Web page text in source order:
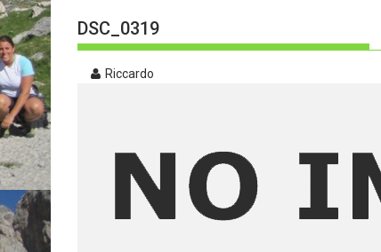
DSC_0319
Riccardo